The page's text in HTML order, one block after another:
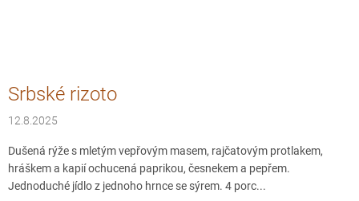
Srbské rizoto
12.8.2025
Dušená rýže s mletým vepřovým masem, rajčatovým protlakem,
hráškem a kapií ochucená paprikou, česnekem a pepřem.
Jednoduché jídlo z jednoho hrnce se sýrem. 4 porc...